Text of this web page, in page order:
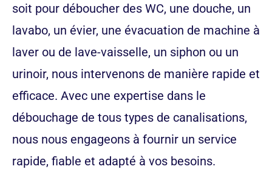
soit pour déboucher des WC, une douche, un
lavabo, un évier, une évacuation de machine à
laver ou de lave-vaisselle, un siphon ou un
urinoir, nous intervenons de manière rapide et
efficace. Avec une expertise dans le
débouchage de tous types de canalisations,
nous nous engageons à fournir un service
rapide, fiable et adapté à vos besoins.